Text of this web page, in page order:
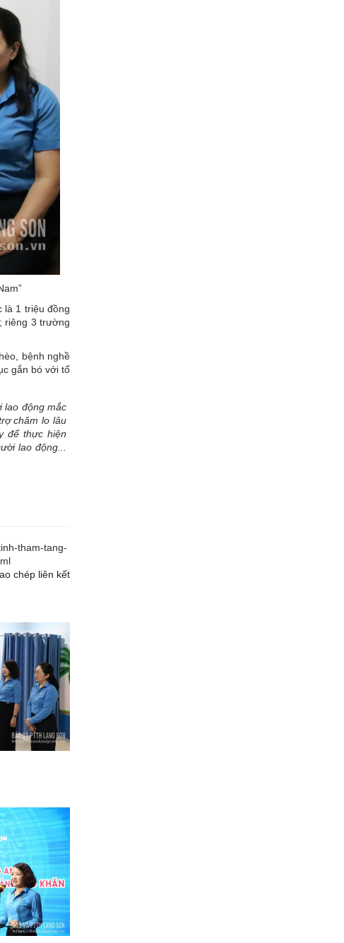
là 1 triệu đồng
riêng 3 trường
bệnh nghề
gắn bó với tổ
lao động mắc
chăm lo lâu
để thực hiện
lao động...
tham-tang-
chép liên kết